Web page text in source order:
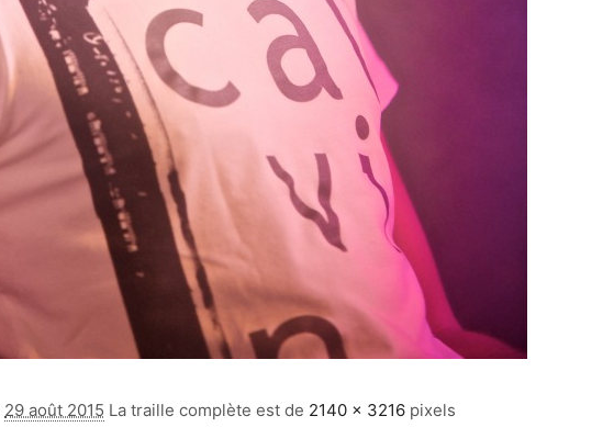
29 août 2015 La traille complète est de 2140 × 3216 pixels